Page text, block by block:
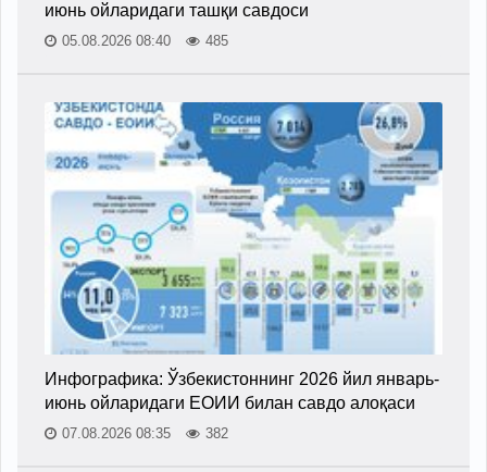
июнь ойларидаги ташқи савдоси
05.08.2026 08:40 485
Инфографика: Ўзбекистоннинг 2026 йил январь-
июнь ойларидаги ЕОИИ билан савдо алоқаси
07.08.2026 08:35 382